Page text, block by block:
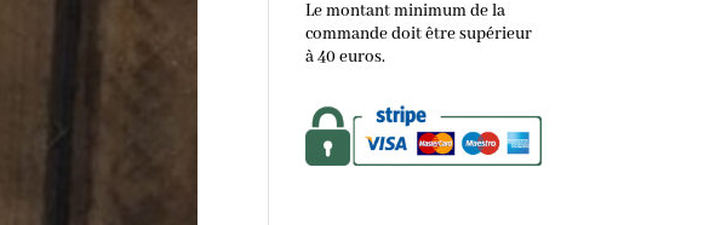
Le montant minimum de la
commande doit être supérieur
à 40 euros.